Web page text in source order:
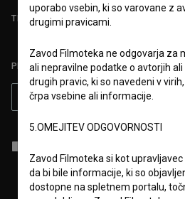
TEST FUNKCIONALNOSTI
PRIJAVITE SE NA BSF NOVIČNIK:
obdelavo osebnih podatkov.
uporabo vsebin, ki so varovane z
drugimi pravicami.
Zavod Filmoteka ne odgovarja za
ali nepravilne podatke o avtorjih
drugih pravic, ki so navedeni v
črpa vsebine ali informacije.
5.OMEJITEV ODGOVORNOSTI
Zavod Filmoteka si kot
da bi bile informacije, ki so
dostopne na spletnem portalu,